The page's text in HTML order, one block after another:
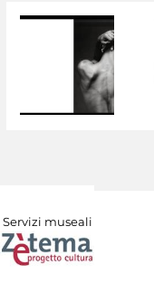
Servizi museali